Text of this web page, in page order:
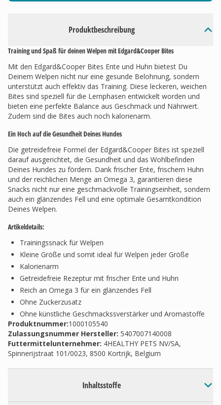
Produktbeschreibung
Training und Spaß für deinen Welpen mit Edgard&Cooper Bites
Mit den Edgard&Cooper Bites Ente und Huhn bietest Du
Deinem Welpen nicht nur eine gesunde Belohnung, sondern
unterstützt auch effektiv das Training. Diese leckeren, weichen
Bites sind speziell für die Lernphasen entwickelt worden und
bieten eine perfekte Balance aus Geschmack und Nährwert.
Zudem sind die Bites auch noch kalorienarm.
Ein Hoch auf die Gesundheit Deines Hundes
Die getreidefreie Formel der Edgard&Cooper Bites ist speziell
darauf ausgerichtet, die Gesundheit und das Wohlbefinden
Deines Hundes zu fördern. Dank frischer Ente, frischem Huhn
und der reichlichen Menge an Omega 3, garantieren diese
Snacks nicht nur eine geschmackvolle Trainingseinheit, sondern
auch ein glänzendes Fell und eine optimale Gesamtkondition
Deines Welpen.
Artikeldetails:
Trainingssnack für Welpen
Kleine Größe und somit ideal für Welpen jeder Größe
Kalorienarm
Getreidefreie Rezeptur mit frischer Ente und Huhn
Reich an Omega 3 für ein glänzendes Fell
Ohne Zuckerzusatz
Ohne künstliche Geschmackssverstärker und Aromastoffe
Produktnummer:1000105540
Zulassungsnummer Hersteller: 5407007140008
Futtermittelunternehmer: 4HEALTHY PETS NV/SA,
Spinnerijstraat 101/0023, 8500 Kortrijk, Belgium
Inhaltsstoffe